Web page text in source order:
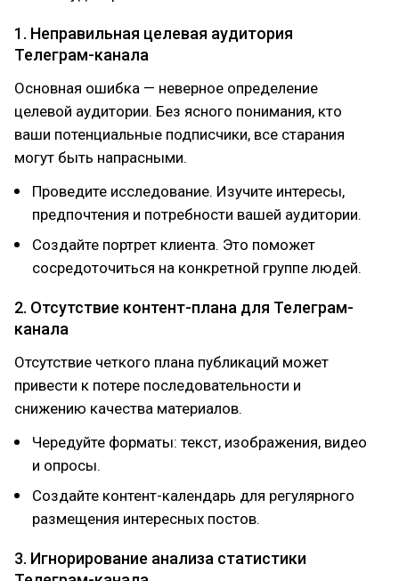
1. Неправильная целевая аудитория
Телеграм-канала
Основная ошибка — неверное определение
целевой аудитории. Без ясного понимания, кто
ваши потенциальные подписчики, все старания
могут быть напрасными.
Проведите исследование. Изучите интересы,
предпочтения и потребности вашей аудитории.
Создайте портрет клиента. Это поможет
сосредоточиться на конкретной группе людей.
2. Отсутствие контент-плана для Телеграм-
канала
Отсутствие четкого плана публикаций может
привести к потере последовательности и
снижению качества материалов.
Чередуйте форматы: текст, изображения, видео
и опросы.
Создайте контент-календарь для регулярного
размещения интересных постов.
3. Игнорирование анализа статистики